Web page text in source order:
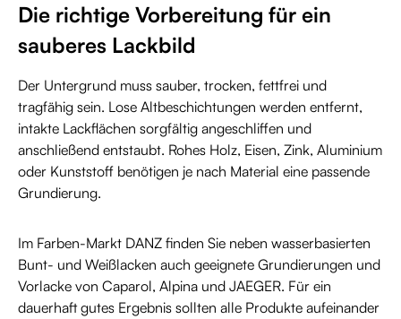
Die richtige Vorbereitung für ein
sauberes Lackbild
Der Untergrund muss sauber, trocken, fettfrei und
tragfähig sein. Lose Altbeschichtungen werden entfernt,
intakte Lackflächen sorgfältig angeschliffen und
anschließend entstaubt. Rohes Holz, Eisen, Zink, Aluminium
oder Kunststoff benötigen je nach Material eine passende
Grundierung.
Im Farben-Markt DANZ finden Sie neben wasserbasierten
Bunt- und Weißlacken auch geeignete Grundierungen und
Vorlacke von Caparol, Alpina und JAEGER. Für ein
dauerhaft gutes Ergebnis sollten alle Produkte aufeinander